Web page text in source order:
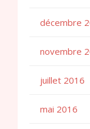
décembre
novembre
juillet 2016
mai 2016